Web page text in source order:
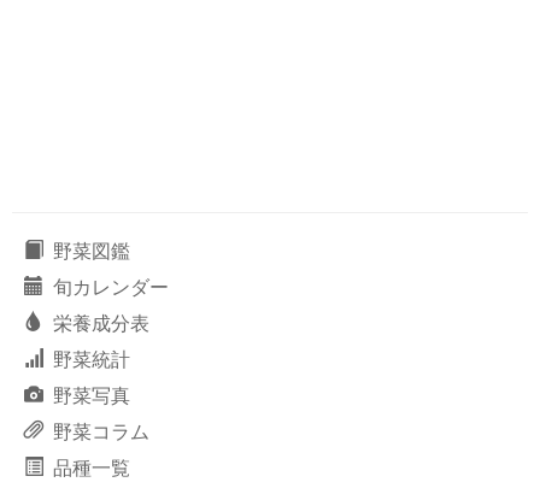
野菜図鑑
旬カレンダー
栄養成分表
野菜統計
野菜写真
野菜コラム
品種一覧